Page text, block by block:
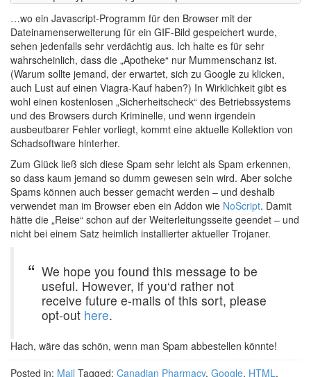
…wo ein Javascript-Programm für den Browser mit der
Dateinamenserweiterung für ein GIF-Bild gespeichert wurde,
sehen jedenfalls sehr verdächtig aus. Ich halte es für sehr
wahrscheinlich, dass die „Apotheke“ nur Mummenschanz ist.
(Warum sollte jemand, der erwartet, sich zu Google zu klicken,
auch Lust auf einen Viagra-Kauf haben?) In Wirklichkeit gibt es
wohl einen kostenlosen „Sicherheitscheck“ des Betriebssystems
und des Browsers durch Kriminelle, und wenn irgendein
ausbeutbarer Fehler vorliegt, kommt eine aktuelle Kollektion von
Schadsoftware hinterher.
Zum Glück ließ sich diese Spam sehr leicht als Spam erkennen,
so dass kaum jemand so dumm gewesen sein wird. Aber solche
Spams können auch besser gemacht werden – und deshalb
verwendet man im Browser eben ein Addon wie NoScript. Damit
hätte die „Reise“ schon auf der Weiterleitungsseite geendet – und
nicht bei einem Satz heimlich installierter aktueller Trojaner.
We hope you found this message to be
useful. However, if you‘d rather not
receive future e-mails of this sort, please
opt-out here.
Hach, wäre das schön, wenn man Spam abbestellen könnte!
Posted in: Mail Tagged: Canadian Pharmacy, Google, HTML,